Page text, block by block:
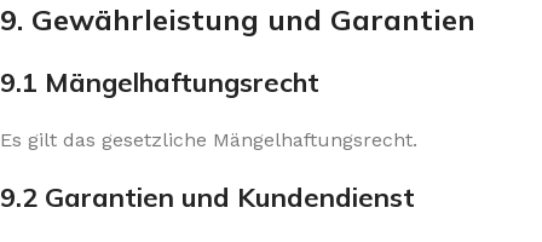
9. Gewährleistung und Garantien​​​​​​​
9.1 Mängelhaftungsrecht
Es gilt das gesetzliche Mängelhaftungsrecht.
9.2 Garantien und Kundendienst